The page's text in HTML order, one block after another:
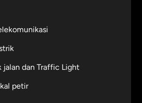
jalan dan Traffic Light
petir